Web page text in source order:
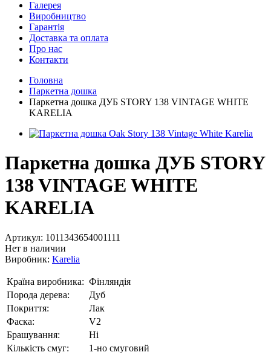
Галерея
Виробництво
Гарантія
Доставка та оплата
Про нас
Контакти
Головна
Паркетна дошка
Паркетна дошка ДУБ STORY 138 VINTAGE WHITE
KARELIA
Паркетна дошка ДУБ STORY
138 VINTAGE WHITE
KARELIA
Артикул: 1011343654001111
Нет в наличии
Виробник: Karelia
Країна виробника: Фінляндія
Порода дерева:
Дуб
Покриття:
Лак
Фаска:
V2
Брашування:
Ні
Кількість смуг:
1-но смуговий